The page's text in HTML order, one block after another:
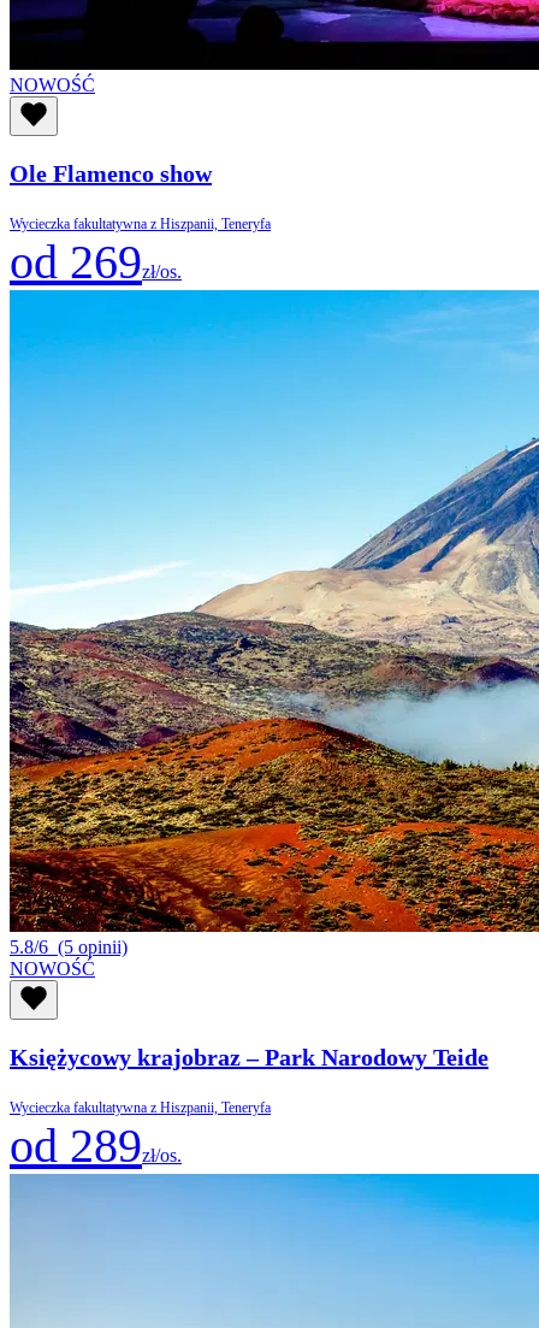
NOWOŚĆ
Ole Flamenco show
Wycieczka fakultatywna z Hiszpanii, Teneryfa
od 269zł/os.
5.8/6 (5 opinii)
NOWOŚĆ
Księżycowy krajobraz – Park Narodowy Teide
Wycieczka fakultatywna z Hiszpanii, Teneryfa
od 289zł/os.